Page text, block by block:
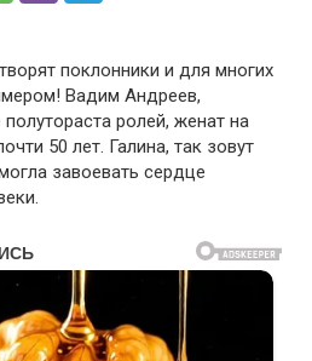
поклонники и для многих
Вадим Андреев,
ролей, женат на
50 лет. Галина, так зовут
завоевать сердце